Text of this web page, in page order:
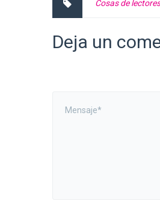
Cosas de lectores
Deja un